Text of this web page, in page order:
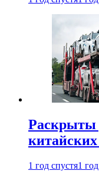
Раскрыты
1 год спустя1